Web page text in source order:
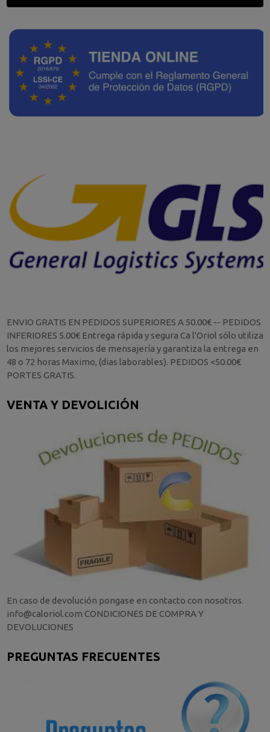
ENVIO GRATIS EN PEDIDOS SUPERIORES A 50.00€ -- PEDIDOS
INFERIORES 5.00€ Entrega rápida y segura Ca l'Oriol sólo utiliza
los mejores servicios de mensajería y garantiza la entrega en
48 o 72 horas Maximo, (dias laborables). PEDIDOS <50.00€
PORTES GRATIS.
VENTA Y DEVOLICIÓN
En caso de devolución pongase en contacto con nosotros.
info@caloriol.com CONDICIONES DE COMPRA Y
DEVOLUCIONES
PREGUNTAS FRECUENTES